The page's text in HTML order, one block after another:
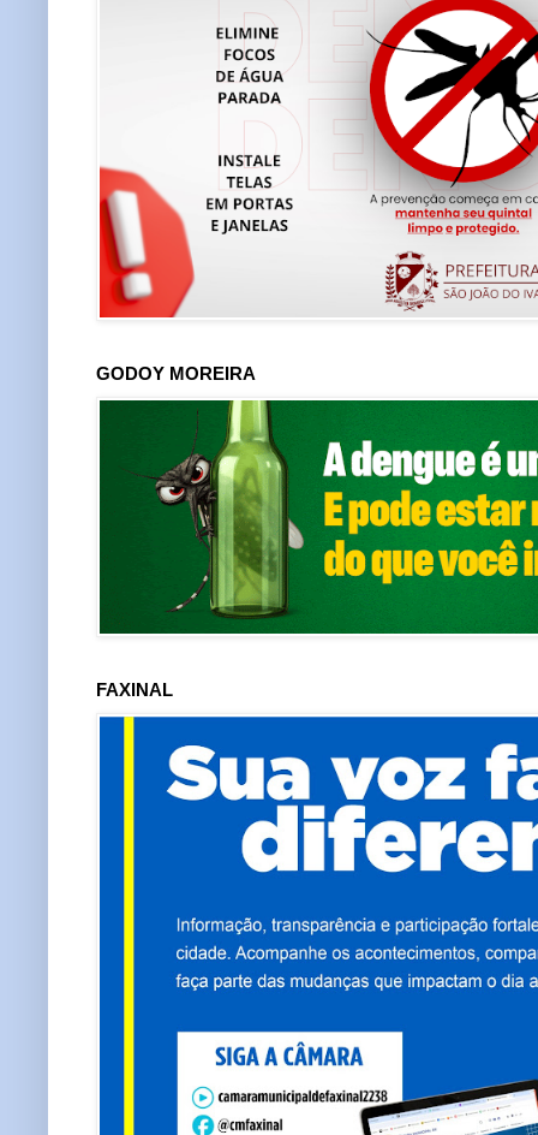
GODOY MOREIRA
FAXINAL